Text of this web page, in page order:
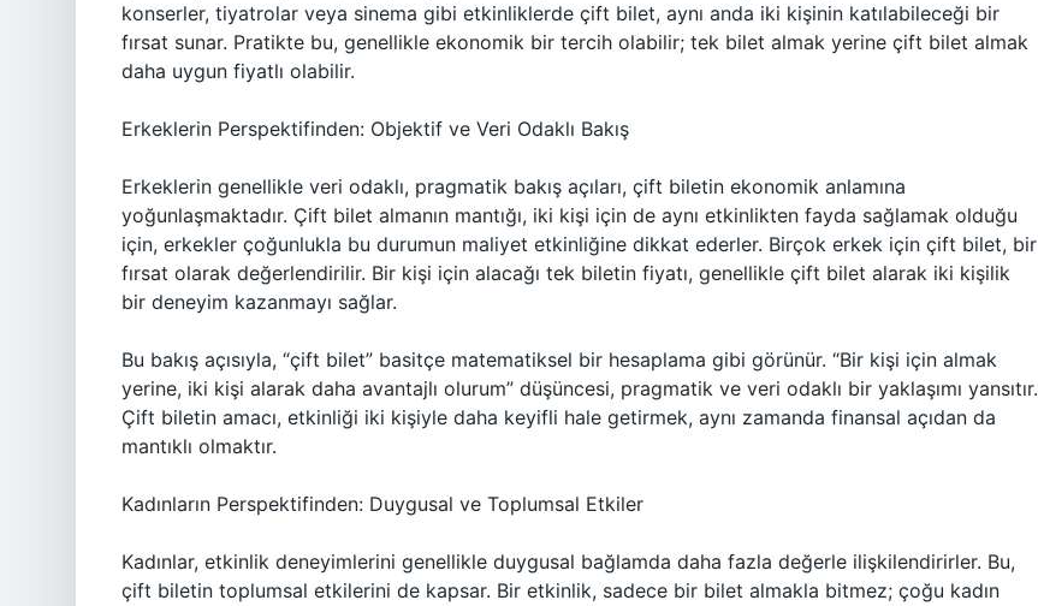
konserler, tiyatrolar veya sinema gibi etkinliklerde çift bilet, aynı anda iki kişinin katılabileceği bir
fırsat sunar. Pratikte bu, genellikle ekonomik bir tercih olabilir; tek bilet almak yerine çift bilet almak
daha uygun fiyatlı olabilir.
Erkeklerin Perspektifinden: Objektif ve Veri Odaklı Bakış
Erkeklerin genellikle veri odaklı, pragmatik bakış açıları, çift biletin ekonomik anlamına
yoğunlaşmaktadır. Çift bilet almanın mantığı, iki kişi için de aynı etkinlikten fayda sağlamak olduğu
için, erkekler çoğunlukla bu durumun maliyet etkinliğine dikkat ederler. Birçok erkek için çift bilet, bir
fırsat olarak değerlendirilir. Bir kişi için alacağı tek biletin fiyatı, genellikle çift bilet alarak iki kişilik
bir deneyim kazanmayı sağlar.
Bu bakış açısıyla, “çift bilet” basitçe matematiksel bir hesaplama gibi görünür. “Bir kişi için almak
yerine, iki kişi alarak daha avantajlı olurum” düşüncesi, pragmatik ve veri odaklı bir yaklaşımı yansıtır.
Çift biletin amacı, etkinliği iki kişiyle daha keyifli hale getirmek, aynı zamanda finansal açıdan da
mantıklı olmaktır.
Kadınların Perspektifinden: Duygusal ve Toplumsal Etkiler
Kadınlar, etkinlik deneyimlerini genellikle duygusal bağlamda daha fazla değerle ilişkilendirirler. Bu,
çift biletin toplumsal etkilerini de kapsar. Bir etkinlik, sadece bir bilet almakla bitmez; çoğu kadın